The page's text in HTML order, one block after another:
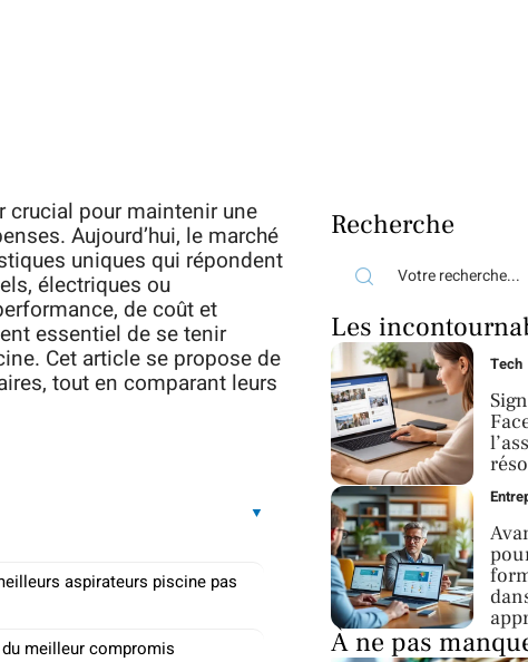
crucial pour maintenir une
Aujourd’hui, le marché
uniques qui répondent
électriques ou
de coût et
essentiel de se tenir
Cet article se propose de
tout en comparant leurs
aspirateurs piscine pas
meilleur compromis
Recherche
Les
Tech
À ne pas